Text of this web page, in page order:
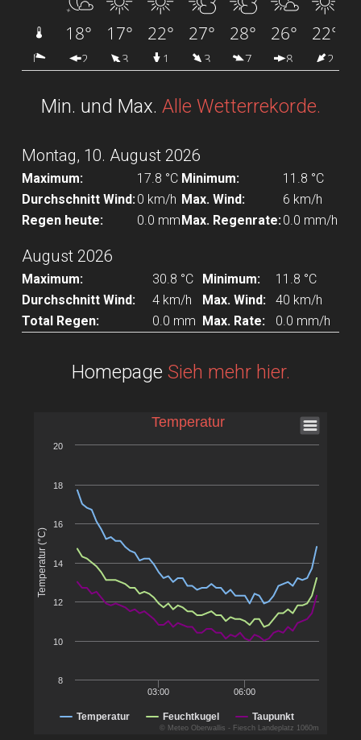
Min. und Max. Alle Wetterrekorde.
Montag, 10. August 2026
Maximum: 17.8 °C Minimum:
11.8 °C
Durchschnitt Wind:0 km/h Max. Wind:
6 km/h
Regen heute:
0.0 mmMax. Regenrate:0.0 mm/h
August 2026
Maximum: 30.8 °C Minimum:
11.8 °C
Durchschnitt Wind:
4 km/h Max. Wind:
40 km/h
Total Regen:
0.0 mm Max. Rate: 0.0 mm/h
Homepage Sieh mehr hier.
Temperatur (°C)
Temperatur Feuchtkugel Taupunkt
06:00
03:00
8
10
12
14
16
18
20
© Meteo Oberwallis - Fiesch Landeplatz 1060m
Temperatur